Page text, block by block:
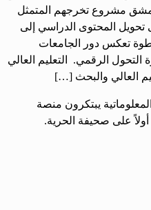
دمشق مشروع تخرجهم المتمثل
المحتوى الدراسي إلى
تعكس دور الجامعات
الرقمي. التعليم العالي
العالي والبحث […]
يبتكرون منصة
أولاً على صحيفة الحرية.